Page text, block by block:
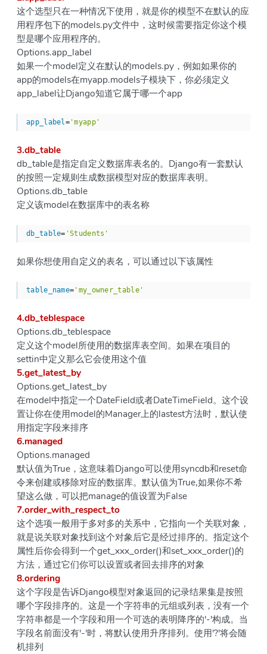
这个选型只在一种情况下使用，就是你的模型不在默认的应
用程序包下的models.py文件中，这时候需要指定你这个模
型是哪个应用程序的。
Options.app_label
如果一个model定义在默认的models.py，例如如果你的
app的models在myapp.models子模块下，你必须定义
app_label让Django知道它属于哪一个app
app_label= 'myapp'
3.db_table
db_table是指定自定义数据库表名的。Django有一套默认
的按照一定规则生成数据模型对应的数据库表明。
Options.db_table
定义该model在数据库中的表名称
db_table= 'Students'
如果你想使用自定义的表名，可以通过以下该属性
table_name= 'my_owner_table'
4.db_teblespace
Options.db_teblespace
定义这个model所使用的数据库表空间。如果在项目的
settin中定义那么它会使用这个值
5.get_latest_by
Options.get_latest_by
在model中指定一个DateField或者DateTimeField。这个设
置让你在使用model的Manager上的lastest方法时，默认使
用指定字段来排序
6.managed
Options.managed
默认值为True，这意味着Django可以使用syncdb和reset命
令来创建或移除对应的数据库。默认值为True,如果你不希
望这么做，可以把manage的值设置为False
7.order_with_respect_to
这个选项一般用于多对多的关系中，它指向一个关联对象，
就是说关联对象找到这个对象后它是经过排序的。指定这个
属性后你会得到一个get_xxx_order()和set_xxx_order()的
方法，通过它们你可以设置或者回去排序的对象
8.ordering
这个字段是告诉Django模型对象返回的记录结果集是按照
哪个字段排序的。这是一个字符串的元组或列表，没有一个
字符串都是一个字段和用一个可选的表明降序的'-'构成。当
字段名前面没有'-'时，将默认使用升序排列。使用'?'将会随
机排列